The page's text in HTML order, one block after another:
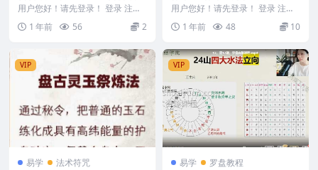
陆锦川.pdf
用户您好！请先登录！ 登录 注册
仿佛居士说《心经》仿佛居士陆锦
川.pdf 25...
1 年前 56 2
求贵的玄妙动力.pdf
用户您好！请先登录！ 登录 注册
徐宇农 徐宇辳 阴宅要诣 取富求贵
的玄妙动力....
1 年前 48 10
VIP
易学 法术符咒
VIP
易学 罗盘教程